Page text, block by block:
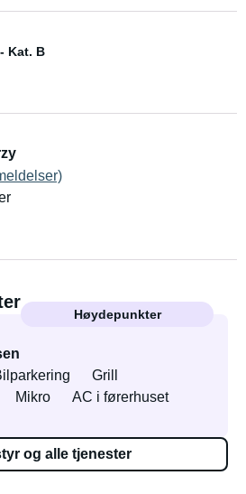
Kat. B
Høydepunkter
Grill
Mikro AC i førerhuset
og alle tjenester